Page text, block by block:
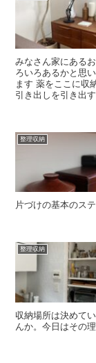
みなさん家にある
ろいろあるかと思
ます 薬をここに収
引き出しを引き出す
整理収納
片づけの基本のス
整理収納
収納場所は決めて
んか。今日はその